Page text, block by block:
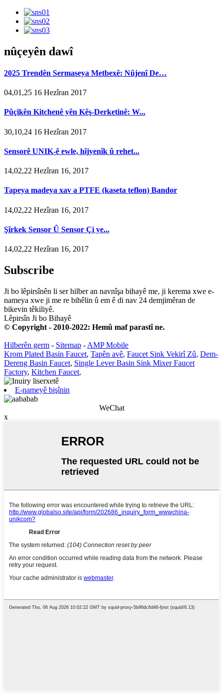
nûçeyên dawî
2025 Trendên Sermaseya Metbexê: Nûjenî De…
04,01,25 16 Hezîran 2017
Pûçikên Kitchenê yên Kêş-Derketinê: W...
30,10,24 16 Hezîran 2017
Sensorê UNIK-ê ewle, hîjyenîk û rehet...
14,02,22 Hezîran 16, 2017
Tapeya madeya xav a PTFE (kaseta teflon) Bandor
14,02,22 Hezîran 16, 2017
Şîrkek Sensor Û Sensor Çi ye...
14,02,22 Hezîran 16, 2017
Subscribe
Ji bo lêpirsînên li ser hilber an navnîşa bihayê me, ji kerema xwe e-
nameya xwe ji me re bihêlin û em ê di nav 24 demjimêran de
bikevin têkiliyê.
Lêpirsîn Ji bo Bihayê
© Copyright - 2010-2022: Hemû maf parastî ne.
Hilberên germ - Sitemap - AMP Mobile
Krom Plated Basin Faucet, Tapên avê, Faucet Sink Vekirî Zû, Dem-
Dereng Basin Faucet, Single Lever Basin Sink Mixer Faucet
Factory, Kitchen Faucet,
E-nameyê bişînin
WeChat
x